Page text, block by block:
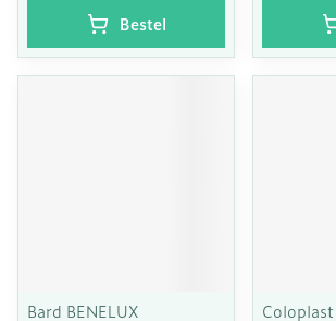
Bestel
Bard BENELUX
Coloplast